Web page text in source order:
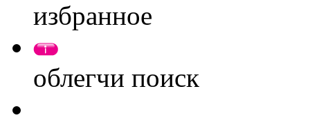
избранное
облегчи поиск